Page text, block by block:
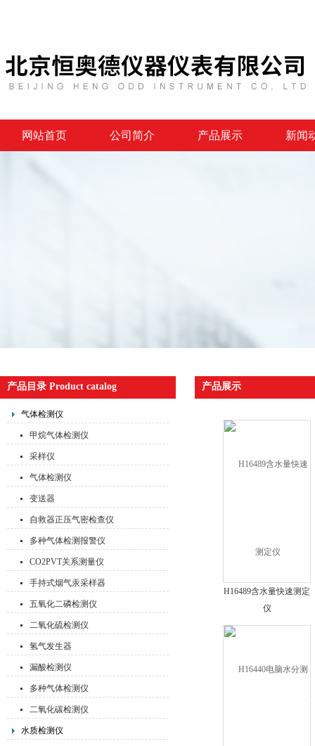
网站首页 公司简介 产品展示 新闻
产品目录 Product catalog
气体检测仪
甲烷气体检测仪
采样仪
气体检测仪
变送器
自救器正压气密检查仪
多种气体检测报警仪
CO2PVT关系测量仪
手持式烟气汞采样器
五氧化二磷检测仪
二氧化硫检测仪
氢气发生器
漏酸检测仪
多种气体检测仪
二氧化碳检测仪
水质检测仪
产品展示
H16489含水量快速测定
仪